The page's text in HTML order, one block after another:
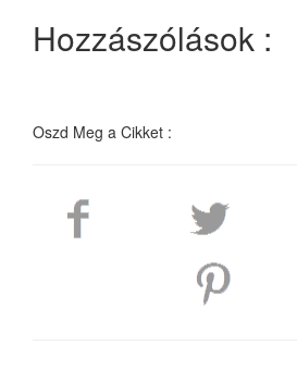
Hozzászólások :
Oszd Meg a Cikket :